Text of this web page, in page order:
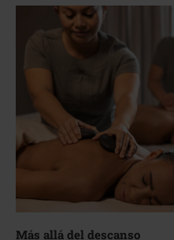
Más allá del descanso